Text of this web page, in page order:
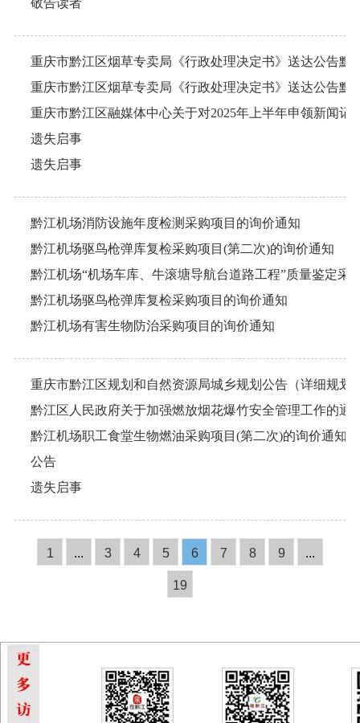
敬告读者
遗失启事
遗失启事
黔江机场消防设施年度检测采购项目的询价通知
黔江机场驱鸟枪弹库复检采购项目(第二次)的询价通知
黔江机场驱鸟枪弹库复检采购项目的询价通知
黔江机场有害生物防治采购项目的询价通知
重庆市黔江区规划和自然资源局城乡规划公告（详细规划
黔江区人民政府关于加强燃放烟花爆竹安全管理工作的通
黔江机场职工食堂生物燃油采购项目(第二次)的询价通知
公告
遗失启事
1 ... 3 4 5 6 7 8 9 ...
19